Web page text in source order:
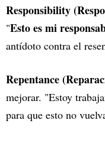
Responsibility
"Esto es mi
antídoto contra el
Repentance
mejorar. "Estoy
para que esto no